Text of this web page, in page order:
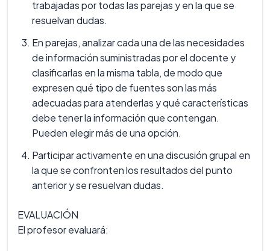
trabajadas por todas las parejas y en la que se
resuelvan dudas.
En parejas, analizar cada una de las necesidades
de información suministradas por el docente y
clasificarlas en la misma tabla, de modo que
expresen qué tipo de fuentes son las más
adecuadas para atenderlas y qué características
debe tener la información que contengan.
Pueden elegir más de una opción.
Participar activamente en una discusión grupal en
la que se confronten los resultados del punto
anterior y se resuelvan dudas.
EVALUACIÓN
El profesor evaluará: